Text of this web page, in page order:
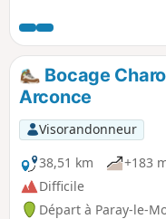
Bocage
Arconce
Visorandonneur
38,51 km
+183
Difficile
Départ à Paray-le-